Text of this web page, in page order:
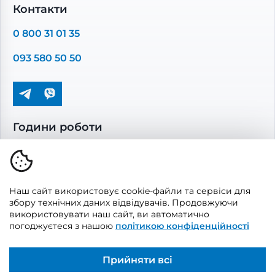
Комплектуючі вентиляції
Дверцята ревізійні
Контакти
0 800 31 01 35
093 580 50 50
Години роботи
Сб-Нд: вихідні
Наш сайт використовує cookie-файли та сервіси для
збору технічних даних відвідувачів. Продовжуючи
використовувати наш сайт, ви автоматично
погоджуєтеся з нашою політикою конфіденційності
Прийняти всі